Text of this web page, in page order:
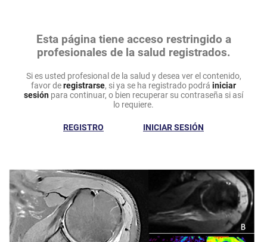
Esta página tiene acceso restringido a
profesionales de la salud registrados.
Si es usted profesional de la salud y desea ver el contenido,
favor deregistrarse, si ya se ha registrado podrá iniciar
sesión para continuar, o bien recuperar su contraseña si así
lo requiere.
REGISTRO INICIAR SESIÓN